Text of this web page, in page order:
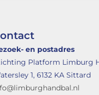
en postadres
Platform Limburg
1, 6132 KA Sittard